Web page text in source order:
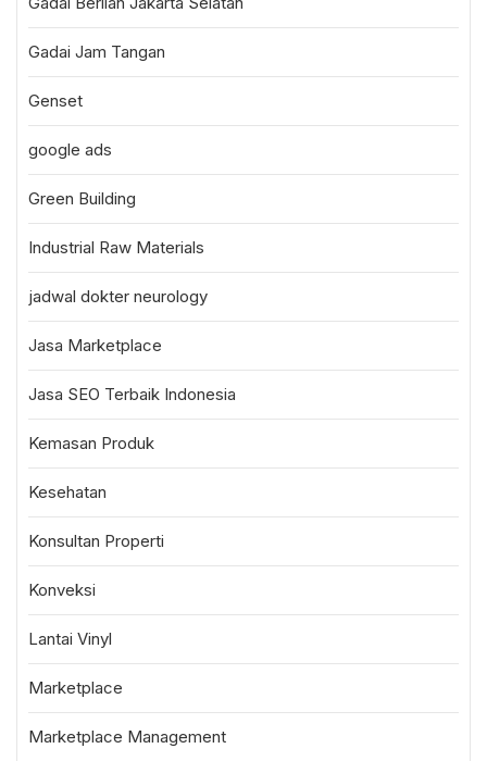
Gadai Jam Tangan
Genset
google ads
Green Building
Industrial Raw Materials
jadwal dokter neurology
Jasa Marketplace
Jasa SEO Terbaik Indonesia
Kemasan Produk
Kesehatan
Konsultan Properti
Konveksi
Lantai Vinyl
Marketplace
Marketplace Management